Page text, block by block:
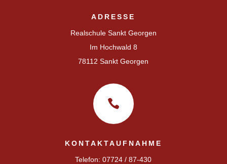
ADRESSE
Realschule Sankt Georgen
Im Hochwald 8
78112 Sankt Georgen

KONTAKTAUFNAHME
Telefon: 07724 / 87-430